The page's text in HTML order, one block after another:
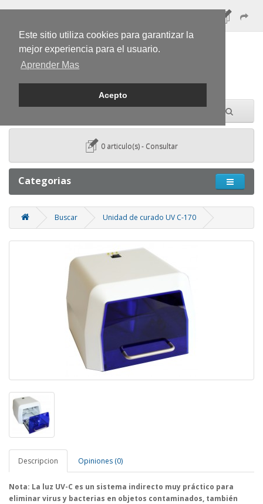
Este sitio utiliza cookies para garantizar la
mejor experiencia para el usuario.
Aprender Mas
Acepto
0 articulo(s) - Consultar
Categorias
Buscar Unidad de curado UV C-170
Descripcion Opiniones (0)
Nota: La luz UV-C es un sistema indirecto muy práctico para
eliminar virus y bacterias en objetos contaminados, también